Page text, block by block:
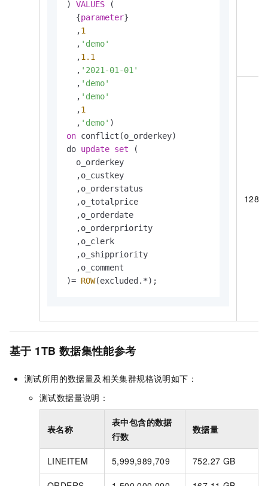
) VALUES (
  {
parameter}
  ,
1
  ,
'demo'
  ,
1.1
  ,
'2021-01-01'
  ,
'demo'
  ,
'demo'
  ,
1
  ,
'demo'
on conflict(o_orderkey)
do update set (
  o_orderkey
  ,o_custkey
  ,o_orderstatus
  ,o_totalprice
  ,o_orderdate
  ,o_orderpriority
  ,o_clerk
  ,o_shippriority
  ,o_comment
)= ROW(excluded. *);
基于 1TB 数据集性能参考
测试所用的数据量及相关集群规格说明如下：
测试数据量说明：
表名称
表中包含的数据
行数
数据量
LINEITEM 5,999,989,709 752.27 GB